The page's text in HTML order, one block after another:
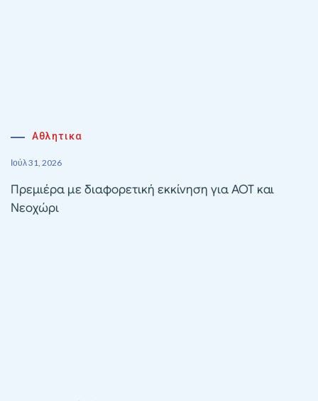
Αθλητικα
Ιούλ 31, 2026
Πρεμιέρα με διαφορετική εκκίνηση για ΑΟΤ και
Νεοχώρι